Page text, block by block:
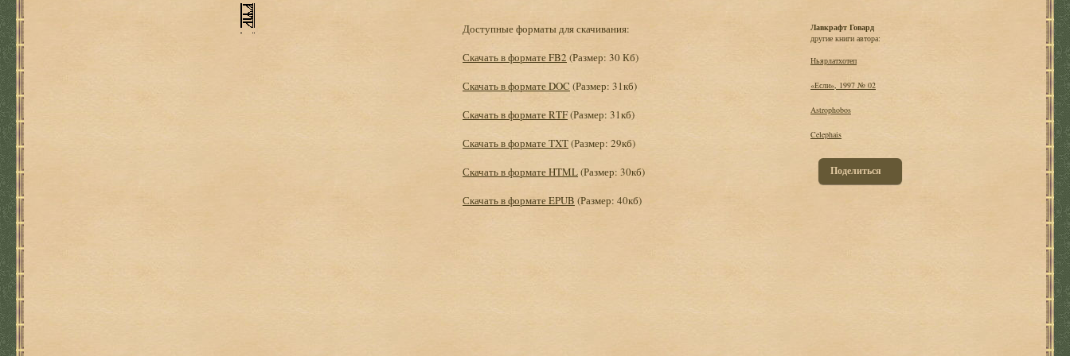
Доступные форматы для скачивания:
Скачать в формате FB2 (Размер: 30 Кб)
Скачать в формате DOC (Размер: 31кб)
Скачать в формате RTF(Размер: 31кб)
Скачать в формате TXT(Размер: 29кб)
Скачать в формате HTML(Размер: 30кб)
Скачать в формате EPUB (Размер: 40кб)
Лавкрафт Говард
другие книги автора:
Ньярлатхотеп
«Если», 1997 № 02
Astrophobos
Celephais
Поделиться